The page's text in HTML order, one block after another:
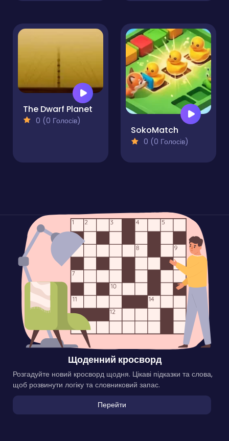
The Dwarf Planet
0 (0 Голосів)
SokoMatch
0 (0 Голосів)
Щоденний кросворд
Розгадуйте новий кросворд щодня. Цікаві підказки та слова,
щоб розвинути логіку та словниковий запас.
Перейти